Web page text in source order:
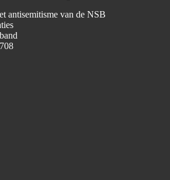
antisemitisme van de NSB